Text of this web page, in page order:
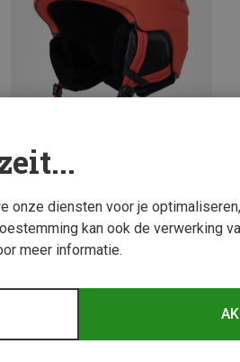
Je bespaart 34%
onze diensten voor je
kan ook de verwerking
meer informatie.